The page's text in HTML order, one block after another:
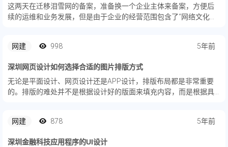
这两天在迁移泪雪网的备案，准备换一个企业主体来备案，方便后
续的运维和业务发展，但是由于企业的经营范围包含了“网络文化经
见：您...
网建 998 5年前
深圳网页设计如何选择合适的图片排版方式
无论是平面设计、网页设计还是APP设计，排版布局都是非常重要
的。排版的难处并不是根据设计好的版面来填充内容，而是根据具
网建
878 5年前
深圳金融科技应用程序的UI设计